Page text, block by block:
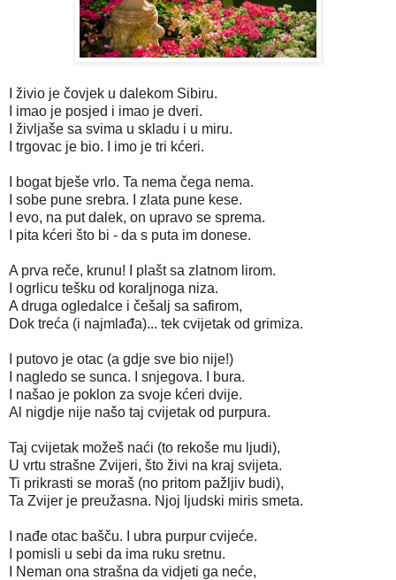
I živio je čovjek u dalekom Sibiru.
I imao je posjed i imao je dveri.
I življaše sa svima u skladu i u miru.
I trgovac je bio. I imo je tri kćeri.
I bogat bješe vrlo. Ta nema čega nema.
I sobe pune srebra. I zlata pune kese.
I evo, na put dalek, on upravo se sprema.
I pita kćeri što bi - da s puta im donese.
A prva reče, krunu! I plašt sa zlatnom lirom.
I ogrlicu tešku od koraljnoga niza.
A druga ogledalce i češalj sa safirom,
Dok treća (i najmlađa)... tek cvijetak od grimiza.
I putovo je otac (a gdje sve bio nije!)
I nagledo se sunca. I snjegova. I bura.
I našao je poklon za svoje kćeri dvije.
Al nigdje nije našo taj cvijetak od purpura.
Taj cvijetak možeš naći (to rekoše mu ljudi),
U vrtu strašne Zvijeri, što živi na kraj svijeta.
Ti prikrasti se moraš (no pritom pažljiv budi),
Ta Zvijer je preužasna. Njoj ljudski miris smeta.
I nađe otac bašču. I ubra purpur cvijeće.
I pomisli u sebi da ima ruku sretnu.
I Neman ona strašna da vidjeti ga neće,